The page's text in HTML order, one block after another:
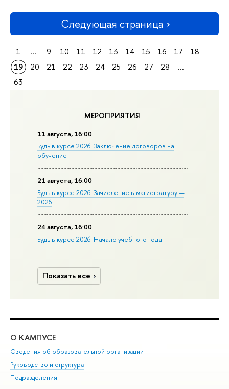
МЕРОПРИЯТИЯ
11 августа, 16:00
Будь в курсе 2026: Заключение договоров на
обучение
21 августа, 16:00
Будь в курсе 2026: Зачисление в магистратуру —
2026
24 августа, 16:00
Будь в курсе 2026: Начало учебного года
Показать все
Следующая страница
1 ... 9 10 11 12 13 14 15 16 17
18
19
20 21 22 23 24 25 26 27 28
...
63
О КАМПУСЕ
Сведения об образовательной организации
Руководство и структура
Подразделения